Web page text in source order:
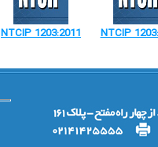
NTCIP 1203:2011 NTCIP